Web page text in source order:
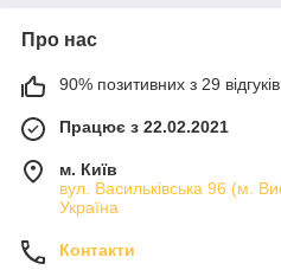
Про нас
90% позитивних з 29 відгуків
Працює з 22.02.2021
м. Київ
вул. Васильківська 96 (м.
Україна
Контакти